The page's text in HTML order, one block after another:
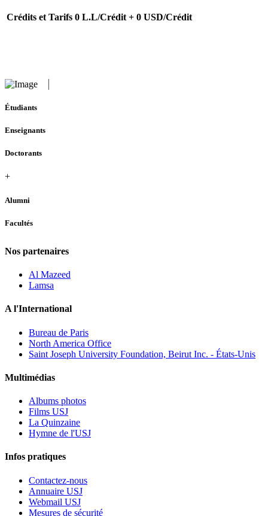
Crédits et Tarifs 0 L.L/Crédit + 0 USD/Crédit
Étudiants
Enseignants
Doctorants
+
Alumni
Facultés
Nos partenaires
Al Mazeed
Lamsa
A l'International
Bureau de Paris
North America Office
Saint Joseph University Foundation, Beirut Inc. - États-Unis
Multimédias
Albums photos
Films USJ
La Quinzaine
Hymne de l'USJ
Infos pratiques
Contactez-nous
Annuaire USJ
Webmail USJ
Mesures de sécurité